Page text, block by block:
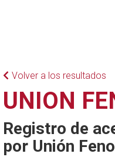
Volver a los resultados
UNION
Registro de
por Unión